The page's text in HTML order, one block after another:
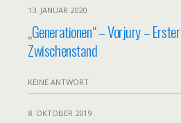
13. JANUAR 2020
„Generationen“ – Vorjury – Erster
Zwischenstand
KEINE ANTWORT
8. OKTOBER 2019